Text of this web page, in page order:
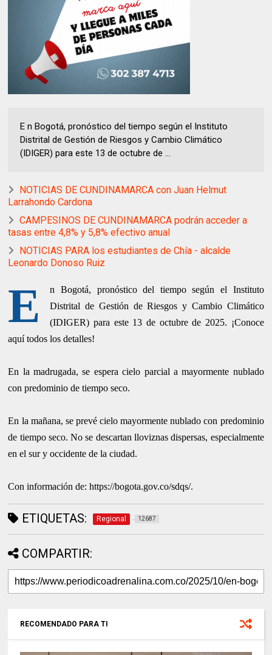
E n Bogotá, pronóstico del tiempo según el Instituto
Distrital de Gestión de Riesgos y Cambio Climático
(IDIGER) para este 13 de octubre de ...
NOTICIAS DE CUNDINAMARCA con Juan Helmut
Larrahondo Cardona
CAMPESINOS DE CUNDINAMARCA podrán acceder a
tasas entre 4,8% y 5,8% efectivo anual
NOTICIAS PARA los estudiantes de Chía - alcalde
Leonardo Donoso Ruiz
E
n Bogotá, pronóstico del tiempo según el Instituto
Distrital de Gestión de Riesgos y Cambio Climático
(IDIGER) para este 13 de octubre de 2025. ¡Conoce
aquí todos los detalles!
En la madrugada, se espera cielo parcial a mayormente nublado
con predominio de tiempo seco.
En la mañana, se prevé cielo mayormente nublado con predominio
de tiempo seco. No se descartan lloviznas dispersas, especialmente
en el sur y occidente de la ciudad.
Con información de: https://bogota.gov.co/sdqs/.
ETIQUETAS: Regional 12687
COMPARTIR:
RECOMENDADO PARA TI